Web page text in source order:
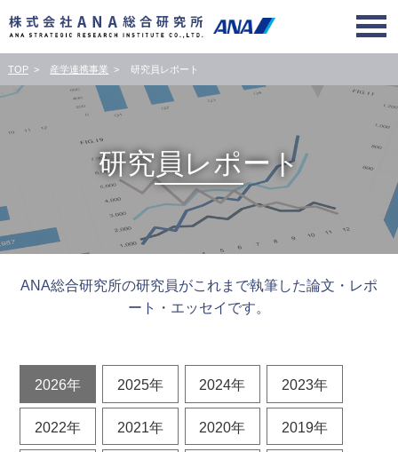
TOP 産学連携事業 研究員レポート
研究員レポート
ANA総合研究所の研究員がこれまで執筆した論文・レポ
ート・エッセイです。
2026年 2025年 2024年 2023年
2022年 2021年 2020年 2019年